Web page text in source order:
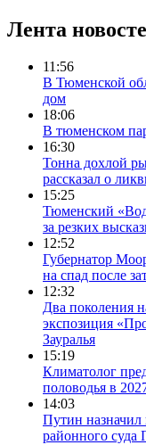
Лента
11:56
В Тюменской
дом
18:06
В тюменском
16:30
Тонна дохлой
рассказал о
15:25
Тюменский
за резких
12:52
Губернатор
на спад после
12:32
Два поколения
экспозиция
Зауралья
15:19
Климатолог
половодья в
14:03
Путин назначил
районного суда